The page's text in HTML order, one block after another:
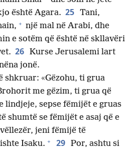
është Agara. 25 Tani,
+ një mal në Arabi, dhe
e sotëm që është në skllavëri
26 Kurse Jerusalemi lart
jonë.
shkruar: «Gëzohu, ti grua
me gëzim, ti grua që
lindjeje, sepse fëmijët e gruas
shumtë se fëmijët e asaj që e
jeni fëmijë të
Isaku. + 29 Por, ashtu si